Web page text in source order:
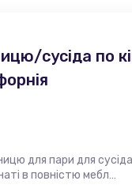
сусіда по
для пари для
в повністю мебл…